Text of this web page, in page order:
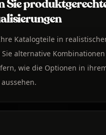
Sie
Katalogteile in
Sie alternative
wie die Optionen in